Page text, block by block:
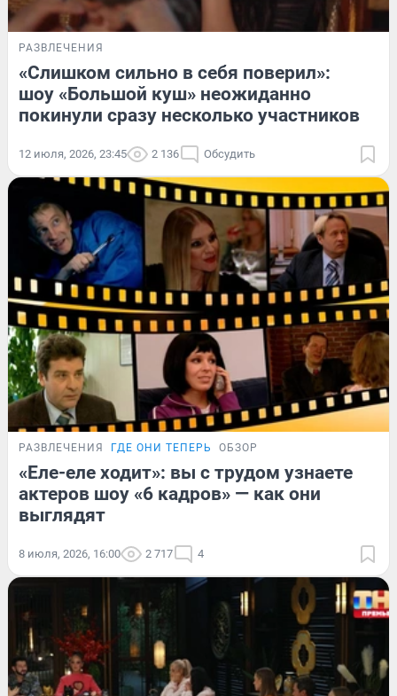
РАЗВЛЕЧЕНИЯ
«Слишком сильно в себя поверил»:
шоу «Большой куш» неожиданно
покинули сразу несколько участников
12 июля, 2026, 23:45 2 136 Обсудить
РАЗВЛЕЧЕНИЯ ГДЕ ОНИ ТЕПЕРЬ ОБЗОР
«Еле-еле ходит»: вы с трудом узнаете
актеров шоу «6 кадров» — как они
выглядят
8 июля, 2026, 16:00 2 717 4